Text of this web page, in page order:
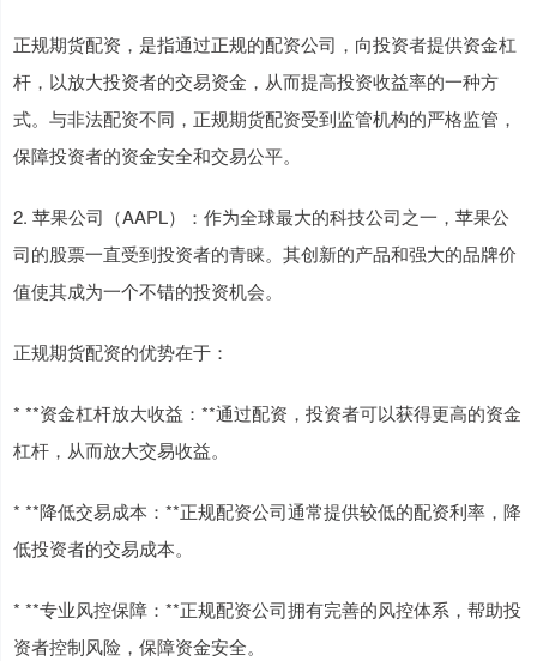
正规期货配资，是指通过正规的配资公司，向投资者提供资金杠
杆，以放大投资者的交易资金，从而提高投资收益率的一种方
式。与非法配资不同，正规期货配资受到监管机构的严格监管，
保障投资者的资金安全和交易公平。
2. 苹果公司（AAPL）：作为全球最大的科技公司之一，苹果公
司的股票一直受到投资者的青睐。其创新的产品和强大的品牌价
值使其成为一个不错的投资机会。
正规期货配资的优势在于：
* **资金杠杆放大收益：**通过配资，投资者可以获得更高的资金
杠杆，从而放大交易收益。
* **降低交易成本：**正规配资公司通常提供较低的配资利率，降
低投资者的交易成本。
* **专业风控保障：**正规配资公司拥有完善的风控体系，帮助投
资者控制风险，保障资金安全。